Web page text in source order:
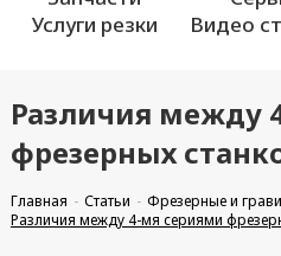
Услуги резки
Видео
Различия между
фрезерных
Главная Статьи
Фрезерные и
Различия между 4-мя сериями